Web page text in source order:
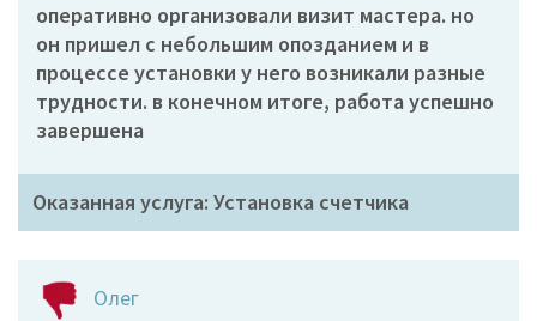
оперативно организовали визит мастера. но
он пришел с небольшим опозданием и в
процессе установки у него возникали разные
трудности. в конечном итоге, работа успешно
завершена
Оказанная услуга: Установка счетчика
Олег